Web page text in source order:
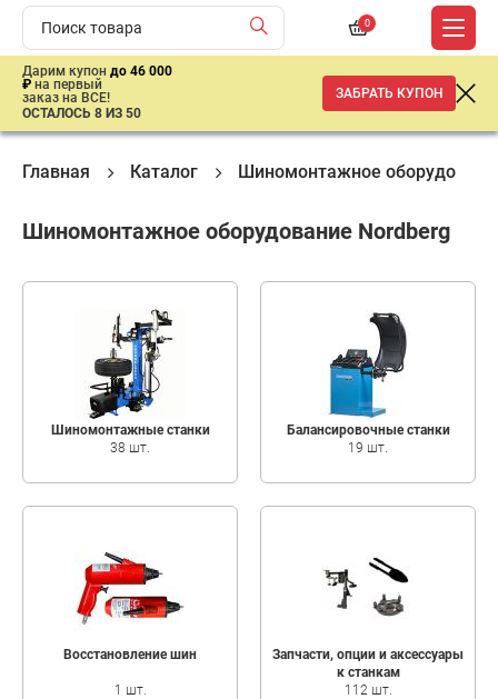
0
Дарим купон до 46 000
₽ на первый
заказ на ВСЕ!
ОСТАЛОСЬ 8 ИЗ 50
ЗАБРАТЬ КУПОН
Главная Каталог Шиномонтажное
Шиномонтажное оборудование Nordberg
Шиномонтажные станки
38 шт.
Балансировочные станки
19 шт.
Восстановление шин
1 шт.
Запчасти, опции и аксeссуары
к станкам
112 шт.